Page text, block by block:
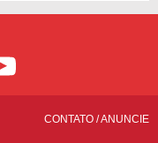
CONTATO /ANUNCIE